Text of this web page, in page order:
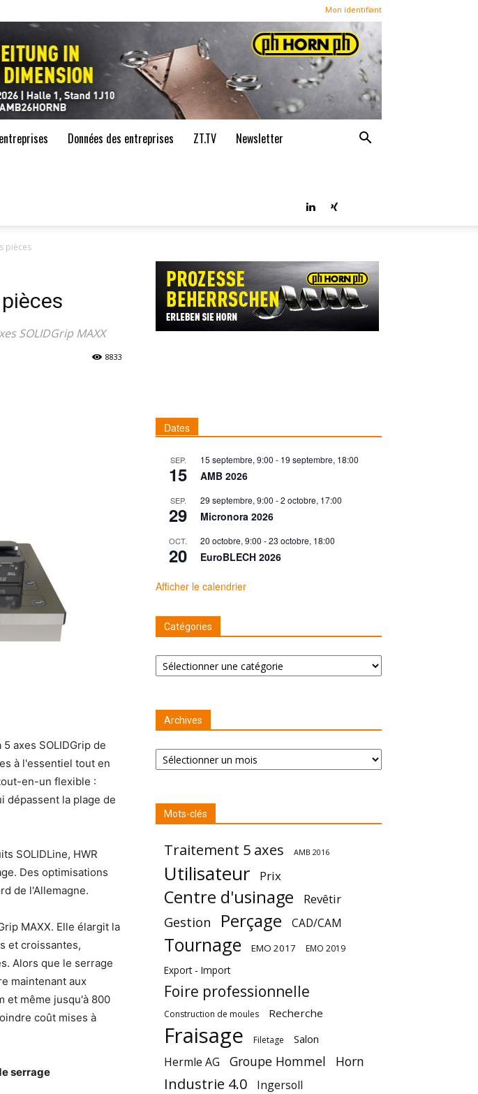
Mon identifiant
Données des entreprises ZT.TV
Newsletter
pièces
SOLIDGrip MAXX
8833
axes SOLIDGrip de
à l'essentiel tout en
en-un flexible :
dépassent la plage de
SOLIDLine, HWR
Des optimisations
de l'Allemagne.
MAXX. Elle élargit la
et croissantes,
Alors que le serrage
maintenant aux
et même jusqu'à 800
coût mises à
serrage
Dates
SEP.
15
15 septembre, 9:00 - 19 septembre, 18:00
AMB 2026
SEP.
29
29 septembre, 9:00 -2 octobre, 17:00
Micronora 2026
OCT.
20
20 octobre, 9:00 -23 octobre, 18:00
EuroBLECH 2026
Afficher le calendrier
Catégories
Catégories
Archives
Archives
Mots-clés
Traitement 5 axes AMB 2016
Utilisateur Prix
Centre d'usinage Revêtir
Gestion Perçage CAD/CAM
Tournage EMO 2017 EMO 2019
Export - Import
Foire professionnelle
Construction de moules Recherche
Fraisage Filetage Salon
Hermle AG Groupe Hommel Horn
Industrie 4.0 Ingersoll